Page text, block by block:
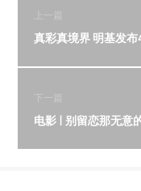
上一篇
真彩真境界 明基发
下一篇
电影 | 别留恋那无意